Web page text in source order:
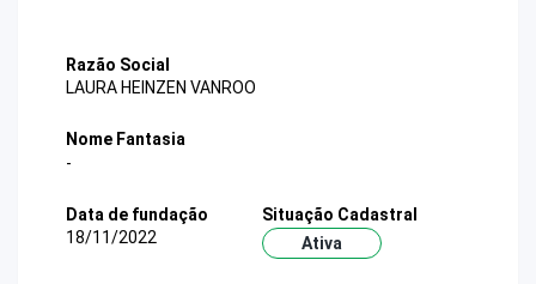
Razão Social
LAURA HEINZEN VANROO
Nome Fantasia
-
Data de fundação
18/11/2022
Situação Cadastral
Ativa